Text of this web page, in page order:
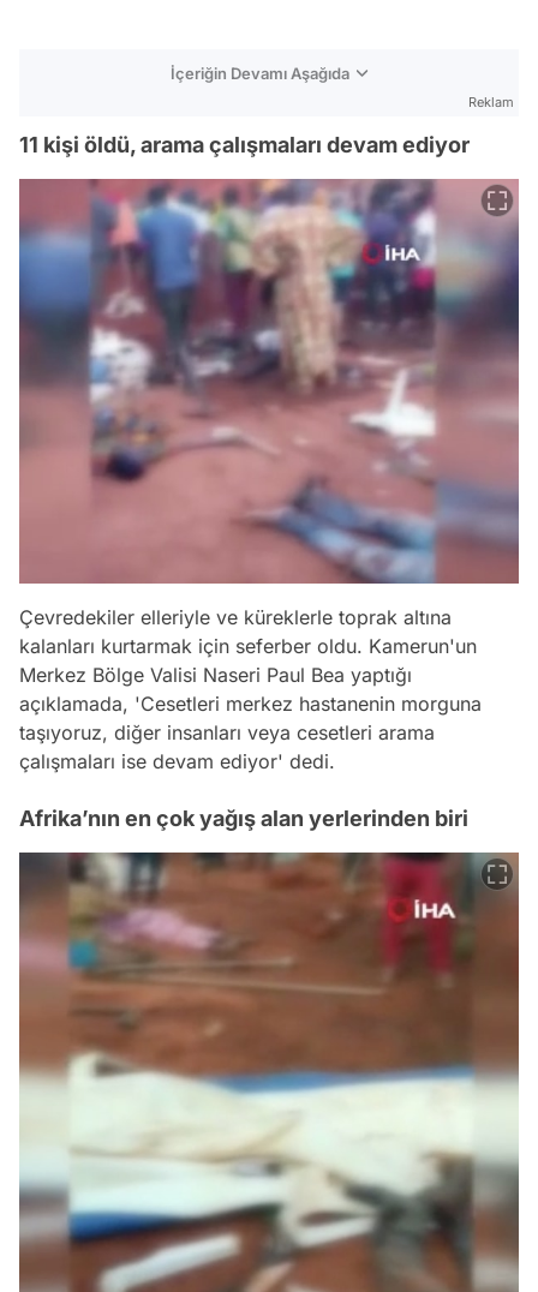
İçeriğin Devamı Aşağıda
Reklam
11 kişi öldü, arama çalışmaları devam ediyor
Çevredekiler elleriyle ve küreklerle toprak altına
kalanları kurtarmak için seferber oldu. Kamerun'un
Merkez Bölge Valisi Naseri Paul Bea yaptığı
açıklamada, 'Cesetleri merkez hastanenin morguna
taşıyoruz, diğer insanları veya cesetleri arama
çalışmaları ise devam ediyor' dedi.
Afrika’nın en çok yağış alan yerlerinden biri